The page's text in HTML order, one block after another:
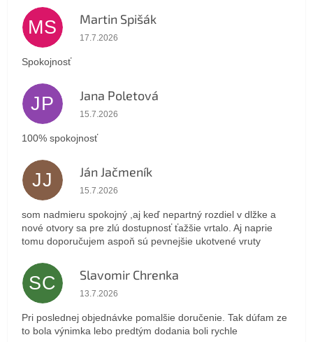
MS Martin Spišák
Hodnotenie obchodu je 5 z 5 hviezdičiek.
17.7.2026
Spokojnosť
JP Jana Poletová
Hodnotenie obchodu je 5 z 5 hviezdičiek.
15.7.2026
100% spokojnosť
JJ Ján Jačmeník
Hodnotenie obchodu je 5 z 5 hviezdičiek.
15.7.2026
som nadmieru spokojný ,aj keď nepartný rozdiel v dlžke a
nové otvory sa pre zlú dostupnosť ťažšie vrtalo. Aj naprie
tomu doporučujem aspoň sú pevnejšie ukotvené vruty
SC Slavomir Chrenka
Hodnotenie obchodu je 5 z 5 hviezdičiek.
13.7.2026
Pri poslednej objednávke pomalšie doručenie. Tak dúfam ze
to bola výnimka lebo predtým dodania boli rychle